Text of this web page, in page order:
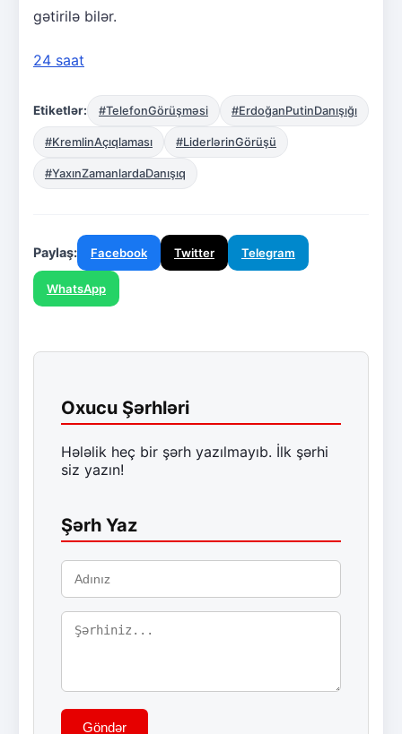
gətirilə bilər.
24 saat
Etiketlər: #TelefonGörüşməsi #ErdoğanPutinDanışığı
#KremlinAçıqlaması #LiderlərinGörüşü
#YaxınZamanlardaDanışıq
Paylaş: Facebook Twitter Telegram
WhatsApp
Oxucu Şərhləri
Hələlik heç bir şərh yazılmayıb. İlk şərhi
siz yazın!
Şərh Yaz
Göndər